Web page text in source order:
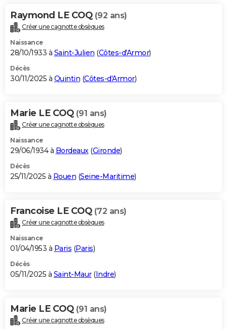
Raymond LE COQ (92 ans)
Créer une cagnotte obsèques
Naissance
28/10/1933 à Saint-Julien (Côtes-d'Armor)
Décès
30/11/2025 à Quintin (Côtes-d'Armor)
Marie LE COQ (91 ans)
Créer une cagnotte obsèques
Naissance
29/06/1934 à Bordeaux(Gironde)
Décès
25/11/2025 à Rouen (Seine-Maritime)
Francoise LE COQ (72 ans)
Créer une cagnotte obsèques
Naissance
01/04/1953 à Paris (Paris)
Décès
05/11/2025 à Saint-Maur(Indre)
Marie LE COQ (91 ans)
Créer une cagnotte obsèques